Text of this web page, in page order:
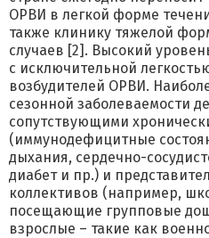
ОРВИ в легкой форме
также клинику тяжелой
случаев [2]. Высокий
с исключительной
возбудителей ОРВИ.
сезонной заболеваемости
сопутствующими
(иммунодефицитные
дыхания, сердечно-
диабет и пр.) и
коллективов (например,
посещающие групповые
взрослые – такие как